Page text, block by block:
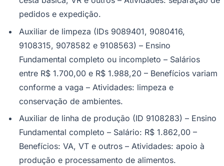
pedidos e expedição.
Auxiliar de limpeza (IDs 9089401, 9080416,
9108315, 9078582 e 9108563) – Ensino
Fundamental completo ou incompleto – Salários
entre R$ 1.700,00 e R$ 1.988,20 – Benefícios variam
conforme a vaga – Atividades: limpeza e
conservação de ambientes.
Auxiliar de linha de produção (ID 9108283) – Ensino
Fundamental completo – Salário: R$ 1.862,00 –
Benefícios: VA, VT e outros – Atividades: apoio à
produção e processamento de alimentos.